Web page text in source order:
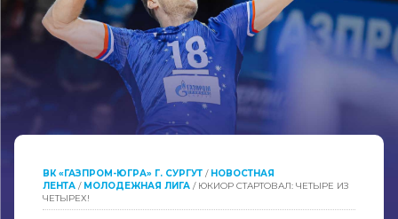
ВК «ГАЗПРОМ-ЮГРА» Г. СУРГУТ / НОВОСТНАЯ
ЛЕНТА / МОЛОДЕЖНАЯ ЛИГА / ЮКИОР СТАРТОВАЛ: ЧЕТЫРЕ ИЗ
ЧЕТЫРЕХ!